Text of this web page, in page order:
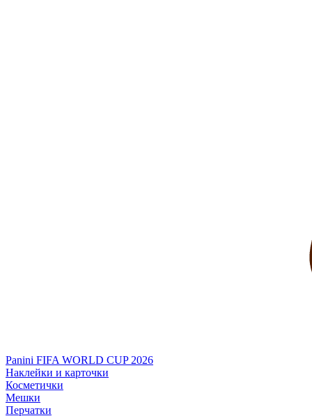
Panini FIFA WORLD CUP 2026
Наклейки и карточки
Косметички
Мешки
Перчатки